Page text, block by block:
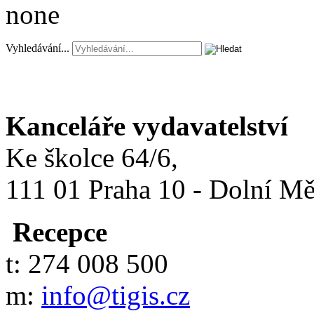
Vyhledávání...
Kanceláře vydavatelství
Ke školce 64/6,
111 01 Praha 10 - Dolní
Recepce
t: 274 008 500
m: info@tigis.cz